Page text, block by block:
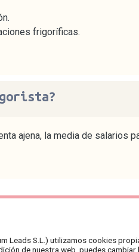
frigoríficas.
ajena, la media de salarios
política de cookies
Leads S.L.) utilizamos cookies
de nuestra web, puedes